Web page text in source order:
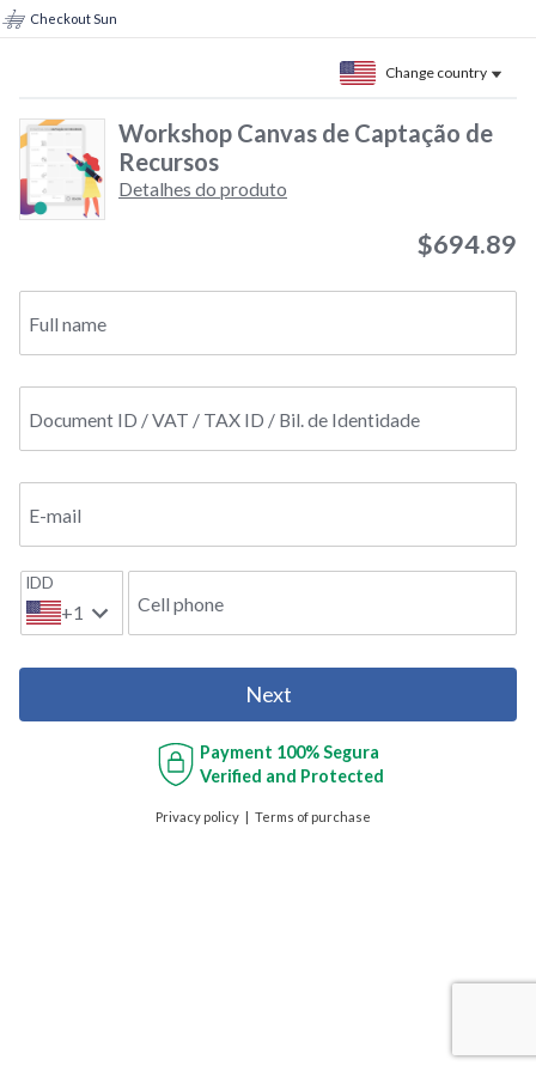
Checkout Sun
Change country
Workshop Canvas de Captação de
Recursos
Detalhes do produto
$694.89
Full name
Document ID / VAT / TAX ID / Bil. de Identidade
E-mail
IDD
+1 Cell phone
Next
Payment 100% Segura
Verified and Protected
Privacy policy Terms of purchase